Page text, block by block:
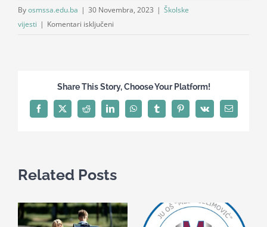
Byosmssa.edu.ba | 30 Novembra, 2023 | Školske
vijesti | Komentari isključeni
Engleskog
jezika
Share This Story, Choose Your Platform!
Facebook
X Reddit LinkedInWhatsAppTumblrPinterest
Vk Email
Related Posts